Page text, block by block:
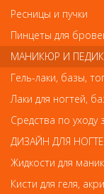
Наш магазин
Богатырский 42
м. Старая деревня,
тел. 938-46-68, 244-
Салон
Ресницы и пучки
Пинцеты для
МАНИКЮР И
Гель-лаки, базы,
Лаки для ногтей,
Средства по уходу
ДИЗАЙН ДЛЯ
Жидкости для
Кисти для геля,